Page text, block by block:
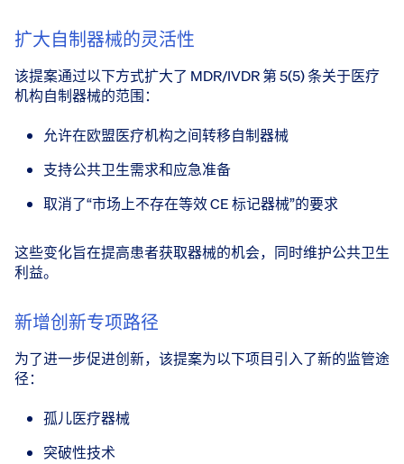
扩大自制器械的灵活性
该提案通过以下方式扩大了 MDR/IVDR 第 5(5) 条关于医疗
机构自制器械的范围：
允许在欧盟医疗机构之间转移自制器械
支持公共卫生需求和应急准备
取消了“市场上不存在等效 CE 标记器械”的要求
这些变化旨在提高患者获取器械的机会，同时维护公共卫生
利益。
新增创新专项路径
为了进一步促进创新，该提案为以下项目引入了新的监管途
径：
孤儿医疗器械
突破性技术